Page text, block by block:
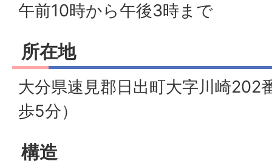
午前10時から午後3時まで
所在地
大分県速見郡日出町大字川崎202
歩5分）
構造